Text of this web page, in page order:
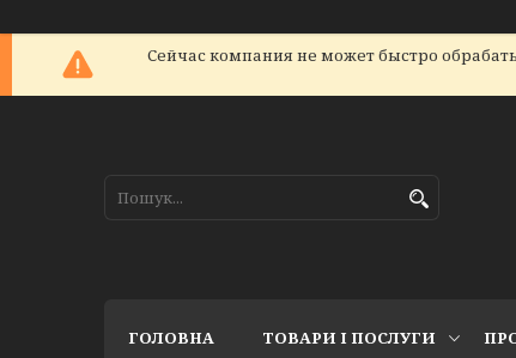
Сейчас компания не может быстро
ГОЛОВНА ТОВАРИ І ПОСЛУГИ